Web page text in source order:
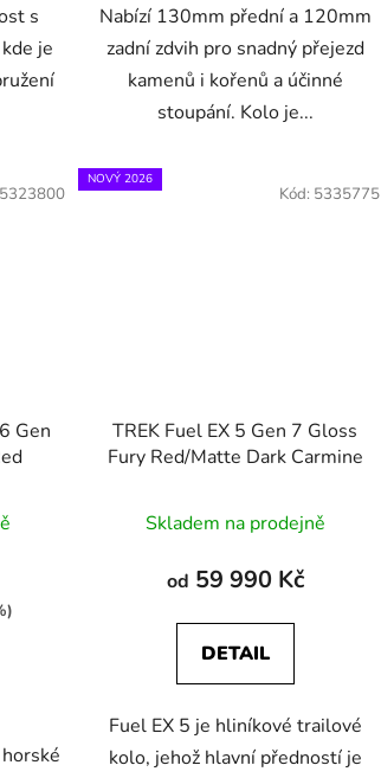
s
je
Nabízí 130mm přední a 120mm
zadní zdvih pro snadný přejezd
kamenů i kořenů a účinné
stoupání. Kolo je...
Gen
5323800
NOVÝ 2026
TREK Fuel EX 5 Gen 7 Gloss
Fury Red/Matte Dark Carmine
Skladem na prodejně
od 59 990 Kč
DETAIL
Fuel EX 5 je hliníkové trailové
kolo, jehož hlavní předností je
Kód: 5335775